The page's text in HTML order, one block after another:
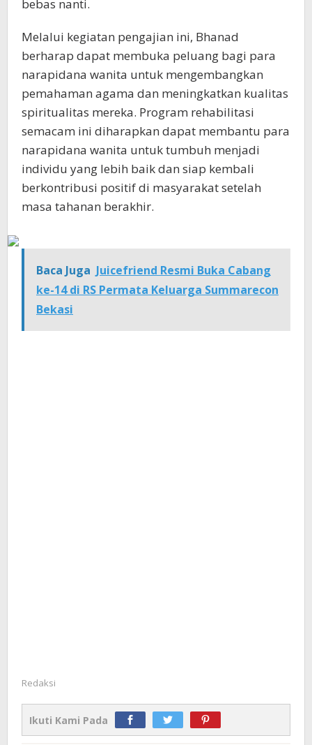
bebas nanti.
Melalui kegiatan pengajian ini, Bhanad
berharap dapat membuka peluang bagi para
narapidana wanita untuk mengembangkan
pemahaman agama dan meningkatkan kualitas
spiritualitas mereka. Program rehabilitasi
semacam ini diharapkan dapat membantu para
narapidana wanita untuk tumbuh menjadi
individu yang lebih baik dan siap kembali
berkontribusi positif di masyarakat setelah
masa tahanan berakhir.
Baca Juga Juicefriend Resmi Buka Cabang
ke-14 di RS Permata Keluarga Summarecon
Bekasi
Redaksi
Ikuti Kami Pada